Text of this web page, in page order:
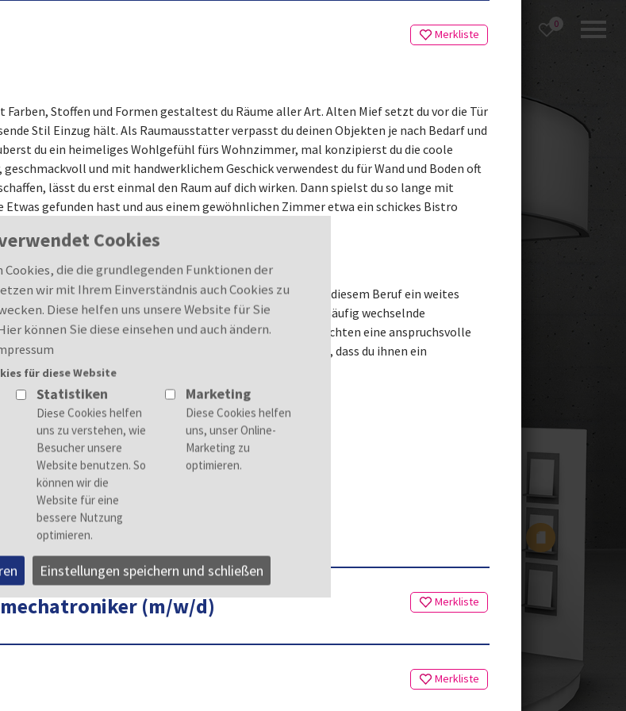
Merkliste
Merkliste
0
Cookies
Cookies, die die grundlegenden Funktionen der
wir mit Ihrem Einverständnis auch Cookies zu
Diese helfen uns unsere Website für Sie
können Sie diese einsehen und auch ändern.
für diese Website
Statistiken Marketing
Einstellungen speichern und schließen
Stoffen und Formen gestaltest du Räume aller Art. Alten Mief setzt du vor die Tür
Stil Einzug hält. Als Raumausstatter verpasst du deinen Objekten je nach Bedarf und
du ein heimeliges Wohlgefühl fürs Wohnzimmer, mal konzipierst du die coole
und mit handwerklichem Geschick verwendest du für Wand und Boden oft
lässt du erst einmal den Raum auf dich wirken. Dann spielst du so lange mit
Etwas gefunden hast und aus einem gewöhnlichen Zimmer etwa ein schickes Bistro
kunsthandwerkliches Geschick besitzt, dann findest du in diesem Beruf ein weites
oft selbstständig, hast Kontakt mit vielen Menschen und häufig wechselnde
mit den unterschiedlichsten Wünschen zu dir. Die einen möchten eine anspruchsvolle
oder restauriert haben und wieder andere möchten, dass du ihnen ein
ständig Raum für neue Ideen.
(m/w/d)